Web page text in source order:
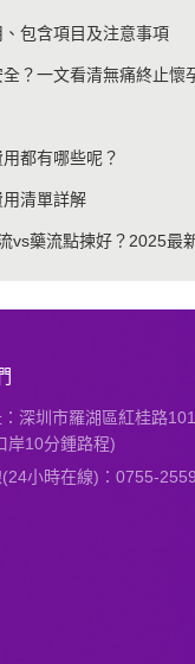
包含項目及注意事項
？一文看清無痛終止
都有哪些呢？
清單詳解
vs藥流點揀好？2025最
深圳市羅湖區紅桂路
岸10分鍾路程)
小時在線)：0755-